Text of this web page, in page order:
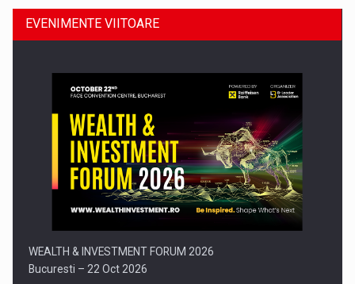
Comunicat de presa: Joburile part-time reincep sa intre pe…
EVENIMENTE VIITOARE
WEALTH & INVESTMENT FORUM 2026
Bucuresti – 22 Oct 2026